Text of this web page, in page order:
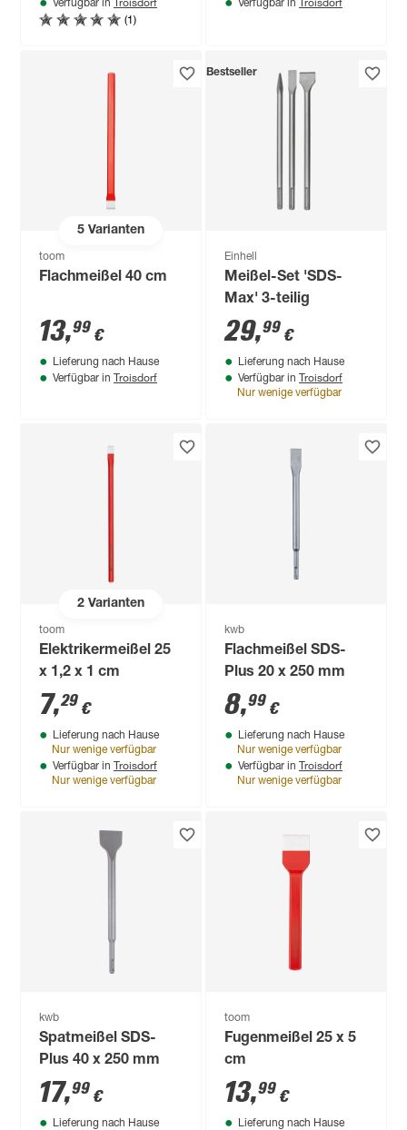
Verfügbar in
(1)
Verfügbar in
5Varianten
toom
Flachmeißel 40 cm
13,99 €
Lieferung nach Hause
Verfügbar in Troisdorf
Bestseller
Einhell
Meißel-Set 'SDS-
Max' 3-teilig
29,99 €
Lieferung nach Hause
Verfügbar in Troisdorf
Nur wenige verfügbar
2Varianten
toom
Elektrikermeißel 25
x 1,2 x 1 cm
7,29 €
Lieferung nach Hause
Nur wenige verfügbar
Verfügbar in Troisdorf
Nur wenige verfügbar
kwb
Flachmeißel SDS-
Plus 20 x 250 mm
8,99 €
Lieferung nach Hause
Nur wenige verfügbar
Verfügbar in Troisdorf
Nur wenige verfügbar
kwb
Spatmeißel SDS-
Plus 40 x 250 mm
17,99 €
Lieferung nach Hause
toom
Fugenmeißel 25 x 5
cm
13,99 €
Lieferung nach Hause